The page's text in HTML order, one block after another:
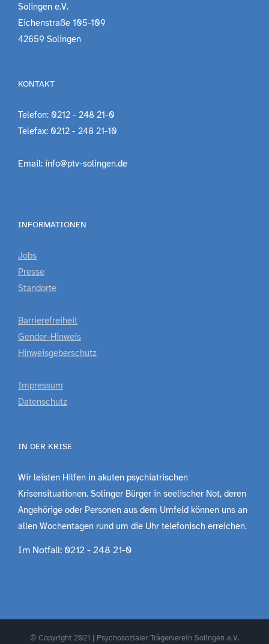
Solingen e.V.
Eichenstraße 105-109
42659 Solingen
KONTAKT
Telefon: 0212 - 248 21-0
Telefax: 0212 - 248 21-10
Email: info@ptv-solingen.de
INFORMATIONEN
Jobs
Presse
Standorte
Barrierefreiheit
Gender-Hinweis
Hinweisgeberschutz
Impressum
Datenschutz
IN DER KRISE
Wir leisten Hilfen in akuten psychiatrischen
Krisensituationen. Solinger Bürger in seelischer Not, deren
Angehörige oder Personen aus dem Umfeld können uns an
allen Wochentagen rund um die Uhr telefonisch erreichen.
Im Notfall: 0212 - 248 21-0
© Copyright 2021 | Psychosozialer Trägerverein Solingen e.V.